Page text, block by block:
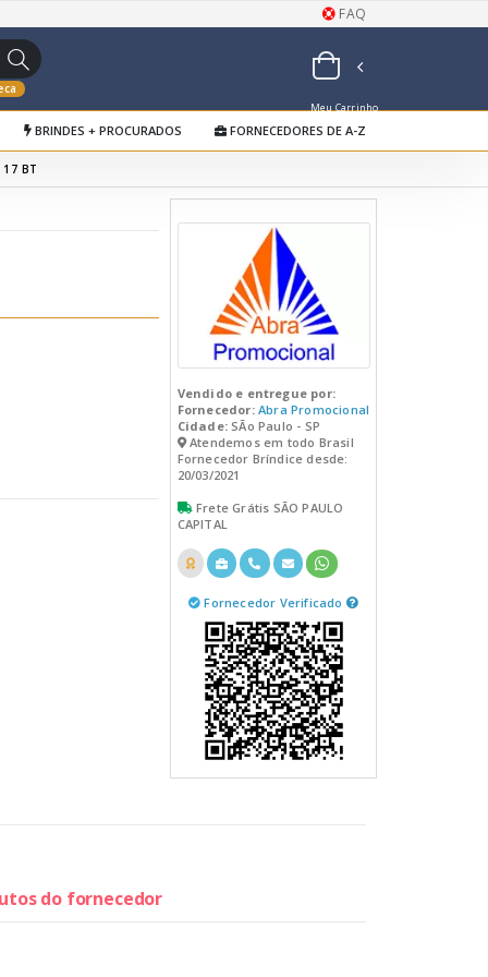
FAQ
Meu Carrinho
de Orçamentos
BRINDES + PROCURADOS FORNECEDORES DE A-Z
17 BT
Vendido e entregue por:
Fornecedor: Abra Promocional
Cidade:SÃo Paulo - SP
Atendemos em todo Brasil
Fornecedor Bríndice desde:
20/03/2021
Frete Grátis SÃO PAULO
CAPITAL
Fornecedor Verificado
do fornecedor